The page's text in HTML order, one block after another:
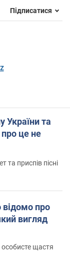
Підписатися
України та
про це не
приспів пісні
про
вигляд
щастя